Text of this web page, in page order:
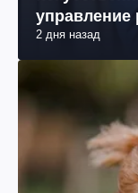
управление
2 дня назад